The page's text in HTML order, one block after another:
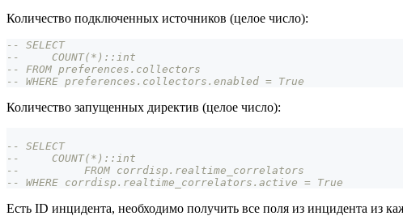
Количество подключенных источников (целое число):
-- SELECT
--     COUNT(*)::int
-- FROM preferences.collectors
-- WHERE preferences.collectors.enabled = True
Количество запущенных директив (целое число):
-- SELECT
--     COUNT(*)::int
--          FROM corrdisp.realtime_correlators
-- WHERE corrdisp.realtime_correlators.active = True
Есть ID инцидента, необходимо получить все поля из инцидента из